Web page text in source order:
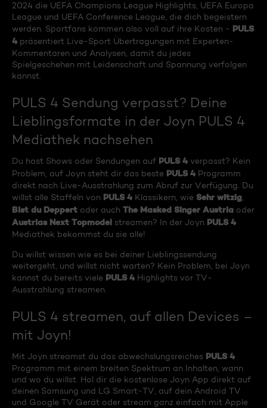
2024 die UEFA Champions League Highlights, UEFA Europa
League und UEFA Conference League, die dich begeistern
werden. Sportfans kommen also voll auf ihre Kosten - PULS
4 präsentiert Live-Sport Übertragungen mit Experten-
Kommentaren und Analysen, damit du jedes
Spielgeschehen mit Leidenschaft und Spannung verfolgen
kannst.
PULS 4 Sendung verpasst? Deine
Lieblingsformate in der Joyn PULS 4
Mediathek nachsehen
Du hast Shows oder Sendungen auf PULS 4 verpasst? Kein
Problem, auf Joyn steht dir das beste PULS 4 Programm
direkt nach Live-Ausstrahlung zum Abruf zur Verfügung. Du
willst alle Staffeln von PULS 4 Klassikern, wie Sehr witzig
Bist du Deppert oder auch The Masked Singer Austria oder
Austrias Next Topmodel streamen? In der Joyn PULS 4
Mediathek bekommst du sie alle!
Du willst wissen wie es bei deiner Lieblingssendung
weitergeht, und willst nicht warten? Kein Problem, bei Joyn
kannst du bereits viele PULS 4 Highlights vor TV-
Ausstrahlung streamen.
PULS 4 streamen, auf allen Devices –
mit Joyn!
Mit Joyn streamst du das abwechslungsreiches PULS 4
Programm mit einem breiten Spektrum an Inhalten, wann
und wo du willst. Hol dir die kostenlose Joyn App direkt auf
deinen Samsung und LG Smart-TV, auf dein Android TV
und Google TV Gerät oder stream ganz einfach mit Apple